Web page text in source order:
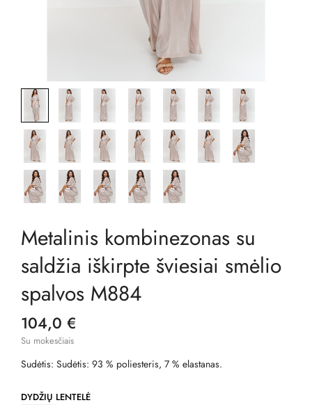
Metalinis kombinezonas su
saldžia iškirpte šviesiai smėlio
spalvos M884
104,0 €
Su mokesčiais
Sudėtis: Sudėtis: 93 % poliesteris, 7 % elastanas.
DYDŽIŲ LENTELĖ